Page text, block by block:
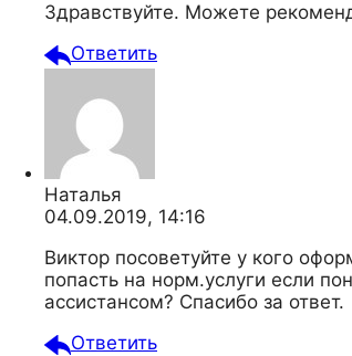
Здравствуйте. Можете
Ответить
Наталья
04.09.2019, 14:16
Виктор посоветуйте у кого
попасть на норм.услуги если
ассистансом? Спасибо за ответ.
Ответить